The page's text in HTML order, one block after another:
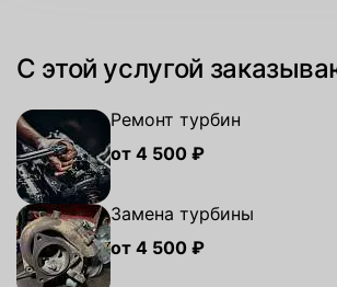
С этой услугой
Ремонт турбин
от 4 500 ₽
Замена турбины
от 4 500 ₽